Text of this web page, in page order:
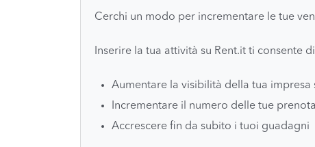
Cerchi un modo per incrementare le tue
Inserire la tua attività su Rent.it ti consente
Aumentare la visibilità della tua impresa
Incrementare il numero delle tue
Accrescere fin da subito i tuoi guadagni